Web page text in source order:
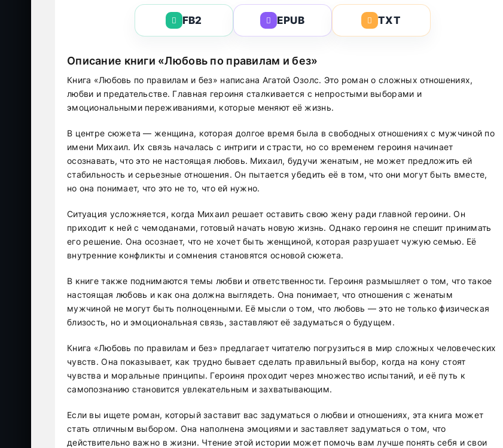
FB2 EPUB TXT
Описание книги «Любовь по правилам и без»
Книга «Любовь по правилам и без» написана Агатой Озолс. Это роман о сложных отношениях,
любви и предательстве. Главная героиня сталкивается с непростыми выборами и
эмоциональными переживаниями, которые меняют её жизнь.
В центре сюжета — женщина, которая долгое время была в свободных отношениях с мужчиной по
имени Михаил. Их связь началась с интриги и страсти, но со временем героиня начинает
осознавать, что это не настоящая любовь. Михаил, будучи женатым, не может предложить ей
стабильность и серьезные отношения. Он пытается убедить её в том, что они могут быть вместе,
но она понимает, что это не то, что ей нужно.
Ситуация усложняется, когда Михаил решает оставить свою жену ради главной героини. Он
приходит к ней с чемоданами, готовый начать новую жизнь. Однако героиня не спешит принимать
его решение. Она осознает, что не хочет быть женщиной, которая разрушает чужую семью. Её
внутренние конфликты и сомнения становятся основой сюжета.
В книге также поднимаются темы любви и ответственности. Героиня размышляет о том, что такое
настоящая любовь и как она должна выглядеть. Она понимает, что отношения с женатым
мужчиной не могут быть полноценными. Её мысли о том, что любовь — это не только физическая
близость, но и эмоциональная связь, заставляют её задуматься о будущем.
Книга «Любовь по правилам и без» предлагает читателю погрузиться в мир сложных человеческих
чувств. Она показывает, как трудно бывает сделать правильный выбор, когда на кону стоят
чувства и моральные принципы. Героиня проходит через множество испытаний, и её путь к
самопознанию становится увлекательным и захватывающим.
Если вы ищете роман, который заставит вас задуматься о любви и отношениях, эта книга может
стать отличным выбором. Она наполнена эмоциями и заставляет задуматься о том, что
действительно важно в жизни. Чтение этой истории может помочь вам лучше понять себя и свои